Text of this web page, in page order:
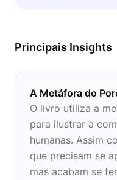
Principais Insights
A Metáfora do
O livro utiliza a
para ilustrar a
humanas. Assim
que precisam se
mas acabam se